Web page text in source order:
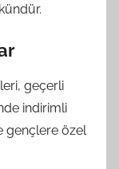
geçerli
indirimli
gençlere özel